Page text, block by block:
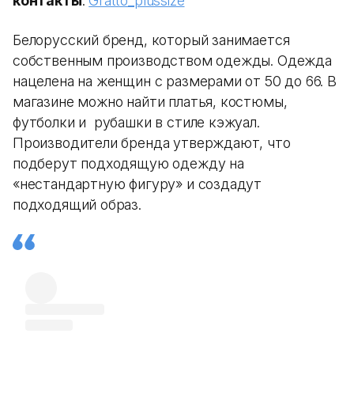
Белорусский бренд, который занимается
собственным производством одежды. Одежда
нацелена на женщин с размерами от 50 до 66. В
магазине можно найти платья, костюмы,
футболки и рубашки в стиле кэжуал.
Производители бренда утверждают, что
подберут подходящую одежду на
«нестандартную фигуру» и создадут
подходящий образ.